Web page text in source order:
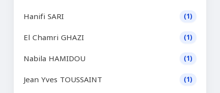
Hanifi SARI (1)
El Chamri GHAZI (1)
Nabila HAMIDOU (1)
Jean Yves TOUSSAINT (1)